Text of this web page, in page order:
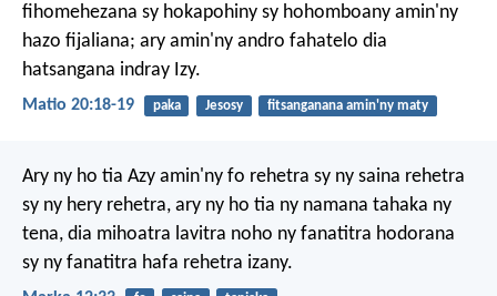
fihomehezana sy hokapohiny sy hohomboany amin'ny
hazo fijaliana; ary amin'ny andro fahatelo dia
hatsangana indray Izy.
Matio 20:18-19 paka Jesosy fitsanganana amin'ny maty
Ary ny ho tia Azy amin'ny fo rehetra sy ny saina rehetra
sy ny hery rehetra, ary ny ho tia ny namana tahaka ny
tena, dia mihoatra lavitra noho ny fanatitra hodorana
sy ny fanatitra hafa rehetra izany.